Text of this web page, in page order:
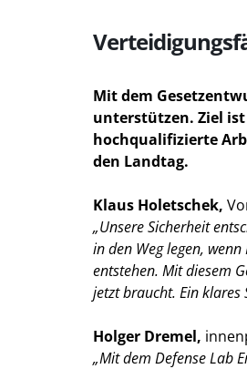
Mit dem
unterstützen. Ziel
hochqualifizierte
den Landtag.
Klaus Holetschek,
Unsere Sicherheit
in den Weg legen,
entstehen. Mit diesem
jetzt braucht. Ein klares
Holger Dremel,
Mit dem Defense Lab